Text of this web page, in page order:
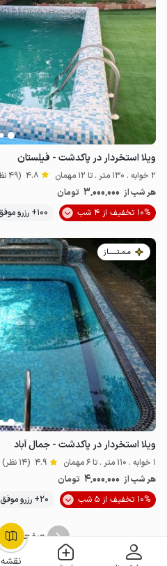
نقشه
3میلیون ت
OpenStreetMap
ویلا استخردار در پاکدشت - فیلستان
2 خوابه . 130 متر . تا 12 مهمان 4.8 (49 نظر)
هر شب از 3٬000٬000 تومان
10% تخفیف از 4 شب
100+ رزرو موفق
مـمـتــــــاز
ویلا استخردار در پاکدشت - جمال آباد
1 خوابه . 110 متر . تا 6 مهمان 4.9 (14 نظر)
هر شب از 4٬000٬000 تومان
10% تخفیف از 5 شب
20+ رزرو موفق
صفحه 1